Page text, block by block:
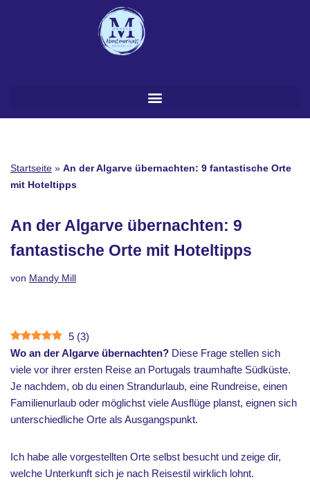
Startseite » An der Algarve übernachten: 9 fantastische Orte
mit Hoteltipps
An der Algarve übernachten: 9
fantastische Orte mit Hoteltipps
von Mandy Mill
5 (3)
Wo an der Algarve übernachten? Diese Frage stellen sich
viele vor ihrer ersten Reise an Portugals traumhafte Südküste.
Je nachdem, ob du einen Strandurlaub, eine Rundreise, einen
Familienurlaub oder möglichst viele Ausflüge planst, eignen sich
unterschiedliche Orte als Ausgangspunkt.
Ich habe alle vorgestellten Orte selbst besucht und zeige dir,
welche Unterkunft sich je nach Reisestil wirklich lohnt.